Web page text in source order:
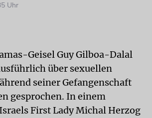
Uhr
Geisel Guy Gilboa-Dalal
über sexuellen
seiner Gefangenschaft
gesprochen. In einem
First Lady Michal Herzog